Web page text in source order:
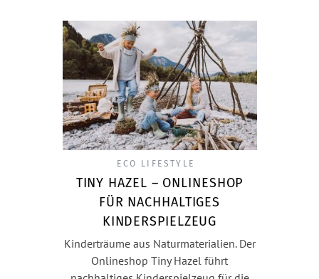
ECO LIFESTYLE
TINY HAZEL – ONLINESHOP
FÜR NACHHALTIGES
KINDERSPIELZEUG
Kinderträume aus Naturmaterialien. Der
Onlineshop Tiny Hazel führt